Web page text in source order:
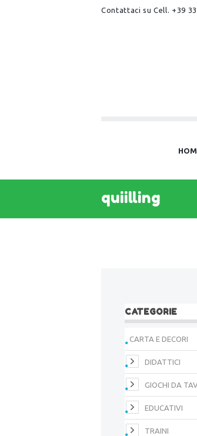
Contattaci su Cell. +39
quiilling
CATEGORIE
CARTA E DECORI
DIDATTICI
GIOCHI DA
EDUCATIVI
TRAINI